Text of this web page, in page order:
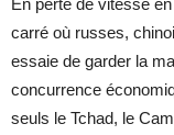
carré où russes,
essaie de garder la
concurrence
seuls le Tchad, le